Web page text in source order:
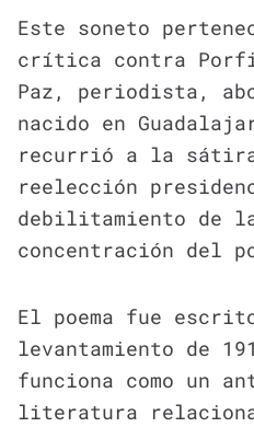
Este soneto
crítica contra
Paz, periodista,
nacido en
recurrió a la
reelección
debilitamiento de
concentración del
El poema fue
levantamiento de
funciona como un
literatura